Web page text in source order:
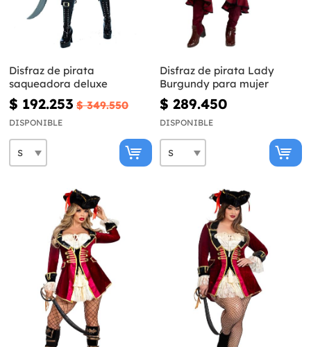
Disfraz de pirata
saqueadora deluxe
$ 192.253 $ 349.550
DISPONIBLE
Disfraz de pirata Lady
Burgundy para mujer
$ 289.450
DISPONIBLE